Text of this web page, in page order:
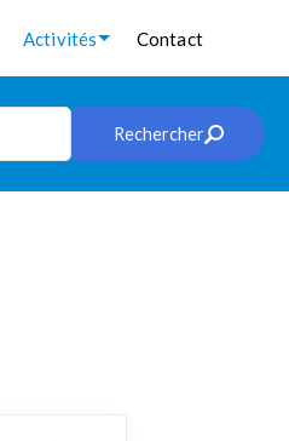
Activités Contact
Rechercher